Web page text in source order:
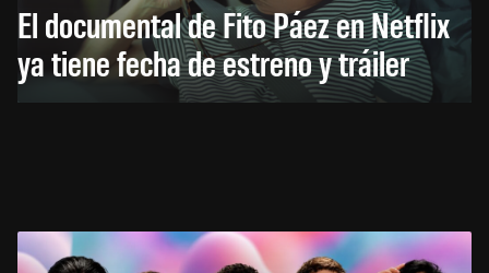
El documental de Fito Páez en Netflix
ya tiene fecha de estreno y tráiler